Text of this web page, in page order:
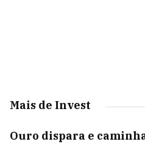
Mais de Invest
Ouro dispara e